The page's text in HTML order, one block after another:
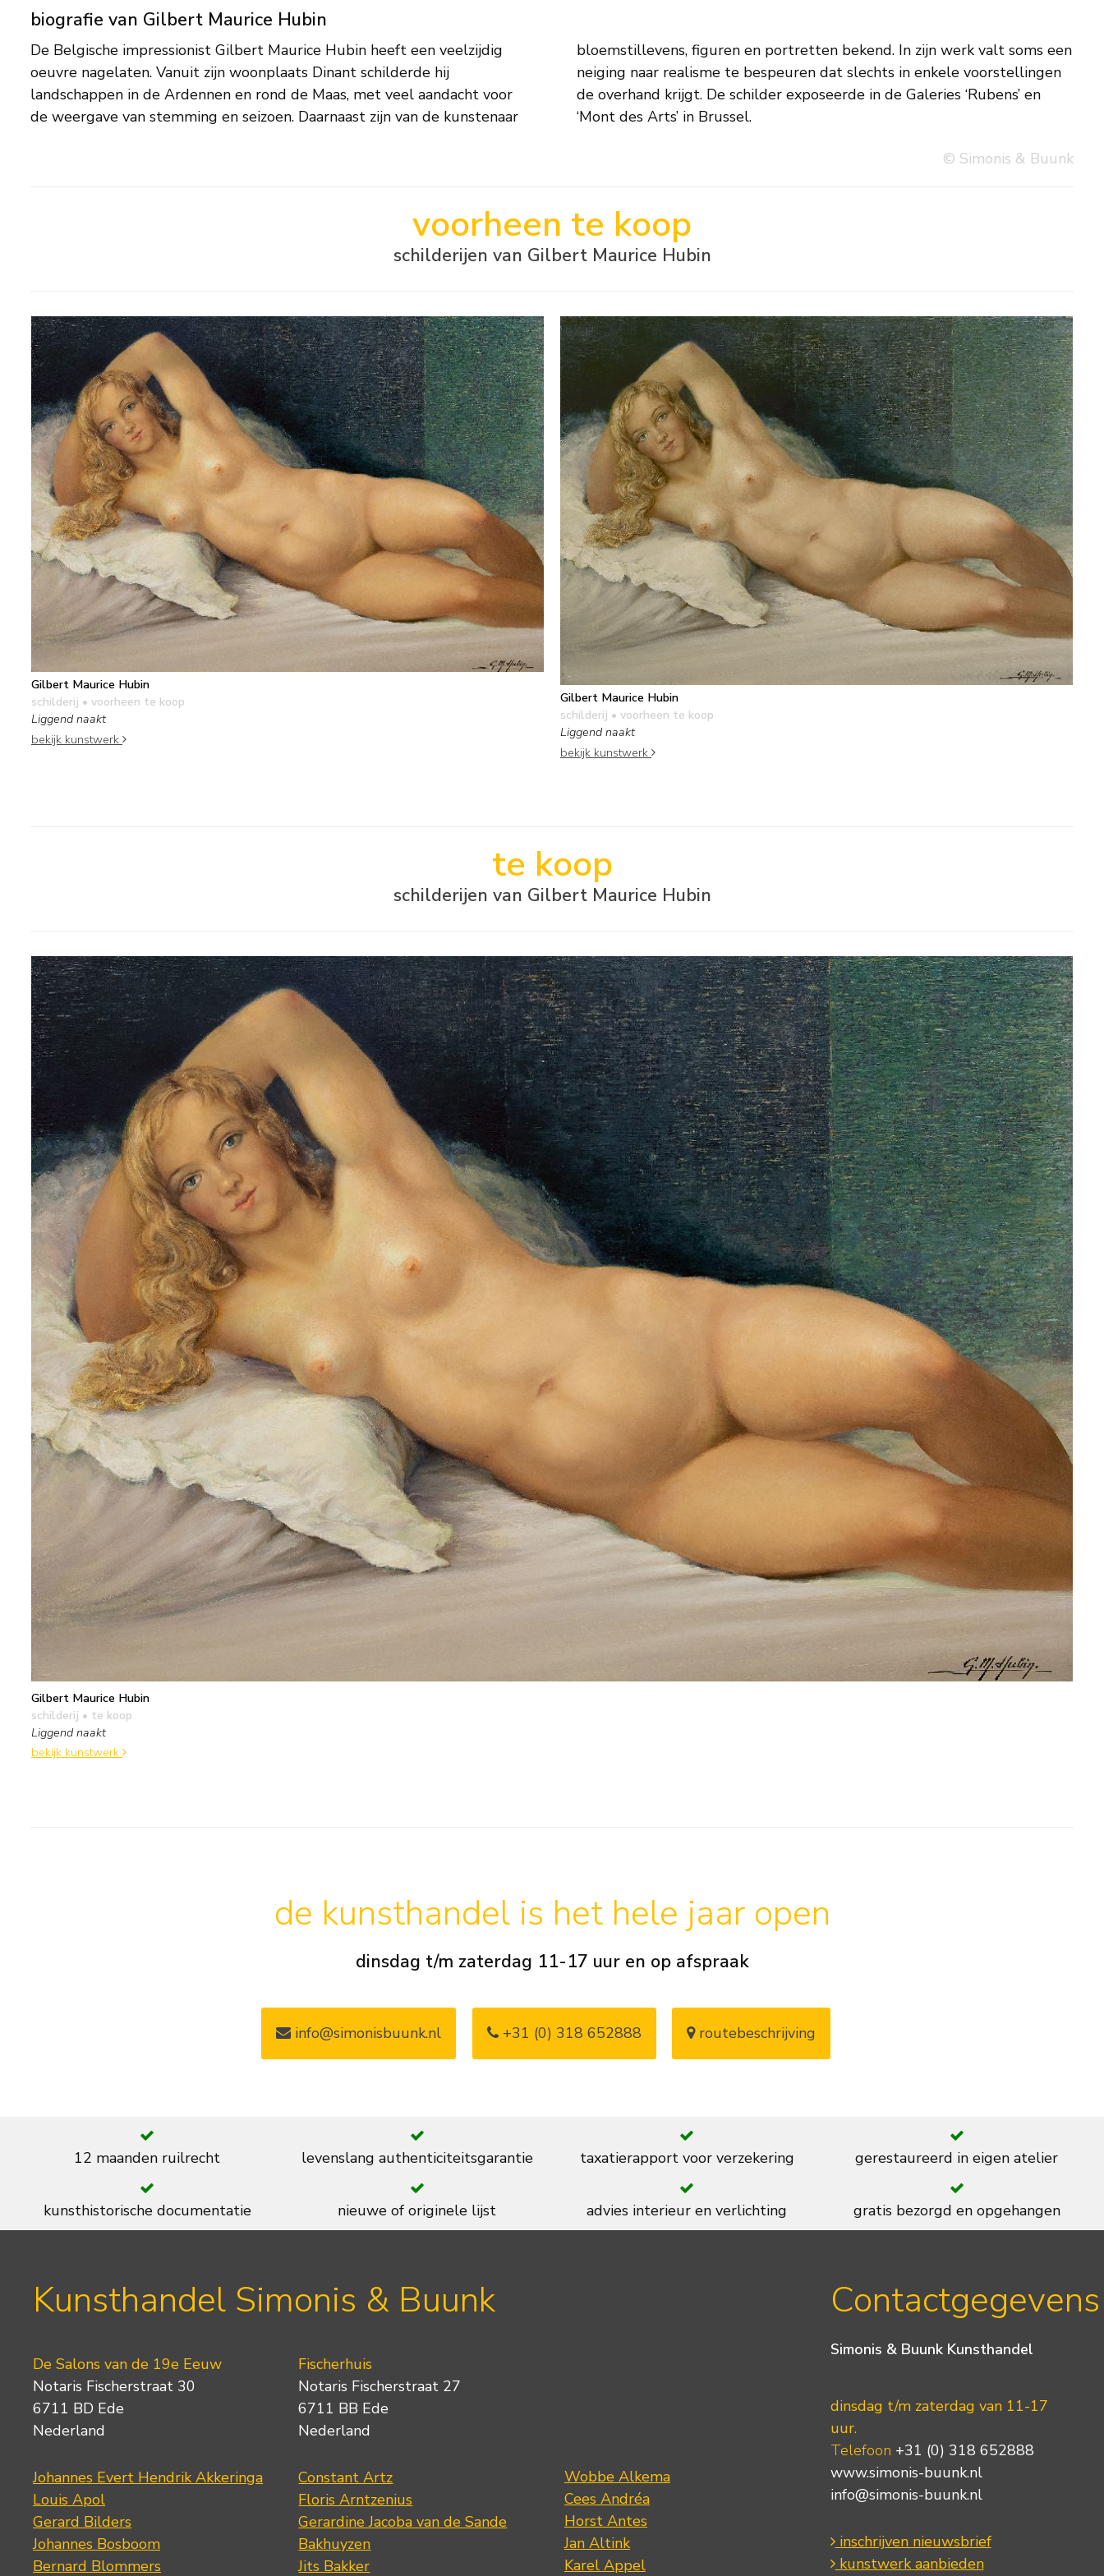
biografie van Gilbert Maurice Hubin
De Belgische impressionist Gilbert Maurice Hubin heeft een veelzijdig
oeuvre nagelaten. Vanuit zijn woonplaats Dinant schilderde hij
landschappen in de Ardennen en rond de Maas, met veel aandacht voor
de weergave van stemming en seizoen. Daarnaast zijn van de kunstenaar
bloemstillevens, figuren en portretten bekend. In zijn werk valt soms een
neiging naar realisme te bespeuren dat slechts in enkele voorstellingen
de overhand krijgt. De schilder exposeerde in de Galeries ‘Rubens’ en
‘Mont des Arts’ in Brussel.
© Simonis & Buunk
voorheen te koop
schilderijen van Gilbert Maurice Hubin
Gilbert Maurice Hubin
schilderij • voorheen te koop
Liggend naakt
bekijk kunstwerk
Gilbert Maurice Hubin
schilderij • voorheen te koop
Liggend naakt
bekijk kunstwerk
te koop
schilderijen van Gilbert Maurice Hubin
Gilbert Maurice Hubin
schilderij • te koop
Liggend naakt
bekijk kunstwerk
de kunsthandel is het hele jaar open
dinsdag t/m zaterdag 11-17 uur en op afspraak
info@simonisbuunk.nl +31 (0) 318 652888 routebeschrijving
12 maanden ruilrecht levenslang authenticiteitsgarantie taxatierapport voor verzekering gerestaureerd in eigen atelier
kunsthistorische documentatie nieuwe of originele lijst advies interieur en verlichting gratis bezorgd en opgehangen
Kunsthandel Simonis & Buunk
De Salons van de 19e Eeuw
Notaris Fischerstraat 30
6711 BD Ede
Nederland
Johannes Evert Hendrik Akkeringa
Louis Apol
Gerard Bilders
Johannes Bosboom
Bernard Blommers
Fischerhuis
Notaris Fischerstraat 27
6711 BB Ede
Nederland
Constant Artz
Floris Arntzenius
Gerardine Jacoba van de Sande
Bakhuyzen
Jits Bakker
Wobbe Alkema
Cees Andréa
Horst Antes
Jan Altink
Karel Appel
Contactgegevens
Simonis & Buunk Kunsthandel
dinsdag t/m zaterdag van 11-17
uur.
Telefoon +31 (0) 318 652888
www.simonis-buunk.nl
info@simonis-buunk.nl
inschrijven nieuwsbrief
kunstwerk aanbieden